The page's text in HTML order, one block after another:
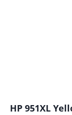
HP 951XL